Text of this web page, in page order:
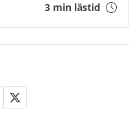
3 min lästid